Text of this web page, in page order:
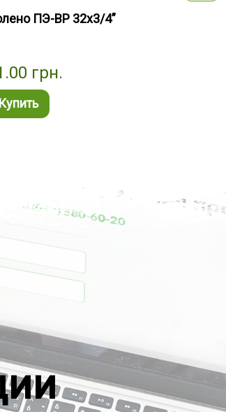
ПЭ-ВР 32x3/4”
грн.
Купить